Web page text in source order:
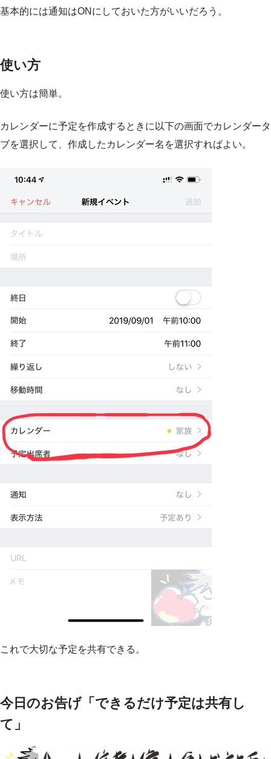
基本的には通知はONにしておいた方がいいだろう。
使い方
使い方は簡単。
カレンダーに予定を作成するときに以下の画面でカレンダータ
ブを選択して、作成したカレンダー名を選択すればよい。
これで大切な予定を共有できる。
今日のお告げ「できるだけ予定は共有し
て」